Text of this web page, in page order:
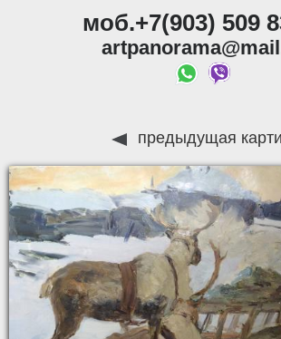
моб.+7(903) 509
предыдущая